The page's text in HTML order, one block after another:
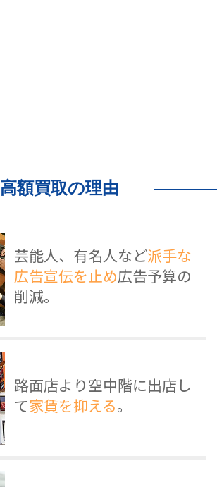
高額買取の理由
芸能人、有名人など派手な
広告宣伝を止め広告予算の
削減。
路面店より空中階に出店し
て家賃を抑える。